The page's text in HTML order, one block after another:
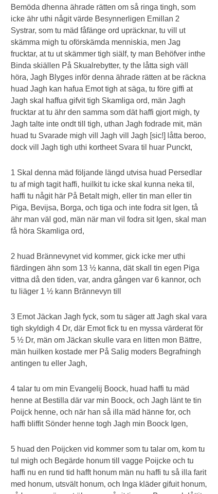
Bemöda dhenna ährade rätten om så ringa tingh, som
icke ähr uthi någit värde Besynnerligen Emillan 2
Systrar, som tu mäd fåfänge ord upräcknar, tu vill ut
skämma migh tu oförskämda menniskia, men Jag
frucktar, at tu ut skämmer tigh siälf, ty man Behöfver inthe
Binda skiällen På Skualrebytter, ty the låtta sigh väll
höra, Jagh Blyges inför denna ährade rätten at be räckna
huad Jagh kan hafua Emot tigh at säga, tu före giffi at
Jagh skal haffua gifvit tigh Skamliga ord, män Jagh
frucktar at tu ähr den samma som dät haffi gjort migh, ty
Jagh talte inte ondt till tigh, uthan Jagh fodrade mit, män
huad tu Svarade migh vill Jagh vill Jagh [sic!] låtta beroo,
dock vill Jagh tigh uthi kortheet Svara til huar Punckt,
1 Skal denna mäd följande längd utvisa huad Persedlar
tu af migh tagit haffi, huilkit tu icke skal kunna neka til,
haffi tu någit här På Betalt migh, eller tin man eller tin
Piga, Bevijsa, Borga, och tiga och inte fodra sit Igen, tå
ähr man väl god, män när man vil fodra sit Igen, skal man
få höra Skamliga ord,
2 huad Brännevynet vid kommer, gick icke mer uthi
fiärdingen ähn som 13 ½ kanna, dät skall tin egen Piga
vittna då den tiden, var, andra gången var 6 kannor, och
tu liäger 1 ½ kann Brännevyn till
3 Emot Jäckan Jagh fyck, som tu säger att Jagh skal vara
tigh skyldigh 4 Dr, där Emot fick tu en myssa värderat för
5 ½ Dr, män om Jäckan skulle vara en litten mon Bättre,
män huilken kostade mer På Salig moders Begrafningh
antingen tu eller Jagh,
4 talar tu om min Evangelij Boock, huad haffi tu mäd
henne at Bestilla där var min Boock, och Jagh länt te tin
Poijck henne, och när han så illa mäd hänne for, och
haffi bliffit Sönder henne togh Jagh min Boock Igen,
5 huad den Poijcken vid kommer som tu talar om, kom tu
tul migh och Begärde honum till vagge Poijcke och tu
haffi nu en rund tid hafft honum män nu haffi tu så illa farit
med honum, utsvält honum, och Inga kläder gifuit honum,